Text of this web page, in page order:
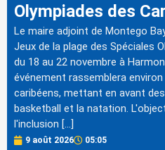
Olympiades des
Le maire adjoint de Montego
Jeux de la plage des Spéciales
du 18 au 22 novembre à
événement rassemblera
caribéens, mettant en avant
basketball et la natation.
l'inclusion […]
9 août 2026 05:05